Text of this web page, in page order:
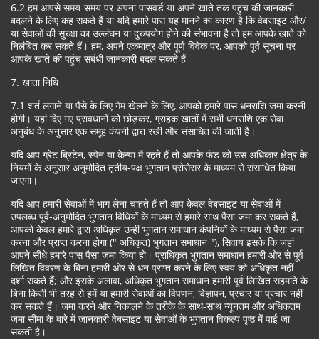
6.2 हम आपसे समय-समय पर अपना पासवर्ड या अपने खाते तक पहुंच की जानकारी
बदलने के लिए कह सकते हैं या यदि हमारे पास यह मानने का कारण है कि वेबसाइट और/
या सेवाओं की सुरक्षा का उल्लंघन या दुरुपयोग होने की संभावना है तो हम आपके खाते को
निलंबित कर सकते हैं। हम, अपने एकमात्र और पूर्ण विवेक पर, आपको पूर्व सूचना पर
आपके खाते की पहुंच संबंधी जानकारी बदल सकते हैं
7. खाता निधि
7.1 शर्त लगाने या पैसे के लिए गेम खेलने के लिए, आपको हमारे पास धनराशि जमा करनी
होगी। यहां दिए गए प्रावधानों को छोड़कर, ग्राहक खातों में सभी धनराशि एक सेवा
अनुबंध के अनुसार एक समूह कंपनी द्वारा रखी और संसाधित की जाती है।
यदि आप ग्रेट ब्रिटेन, स्पेन या केन्या में रहते हैं तो आपके फंड को उस अधिकार क्षेत्र के
नियमों के अनुसार अनुमोदित तृतीय-पक्ष भुगतान प्रोसेसर के माध्यम से संसाधित किया
जाएगा।
यदि आप हमारी सेवाओं में भाग लेना चाहते हैं तो आप केवल वेबसाइट या सेवाओं में
उपलब्ध पूर्व-अनुमोदित भुगतान विधियों के माध्यम से हमारे साथ पैसा जमा कर सकते हैं,
आपको केवल हमारे द्वारा अधिकृत उन्हीं भुगतान समाधान कंपनियों के माध्यम से पैसा जमा
करना और प्राप्त करना होगा (" अधिकृत) भुगतान समाधान "), सिवाय इसके कि जहां
आपने सीधे हमारे पास पैसा जमा किया हो। प्राधिकृत भुगतान समाधान हमारी ओर से पूर्व
लिखित विवरण के बिना हमारी ओर से धन प्राप्त करने के लिए स्वयं को अधिकृत नहीं
दर्शा सकते हैं; और इसके अलावा, अधिकृत भुगतान समाधान हमारी पूर्व लिखित सहमति के
बिना किसी भी तरह से हमें या हमारी सेवाओं का विपणन, विज्ञापन, प्रचार या प्रचार नहीं
कर सकते हैं। जमा करने और निकालने के तरीके के साथ-साथ न्यूनतम और अधिकतम
जमा सीमा के बारे में जानकारी वेबसाइट या सेवाओं के भुगतान विकल्प पृष्ठ में पाई जा
सकती है।